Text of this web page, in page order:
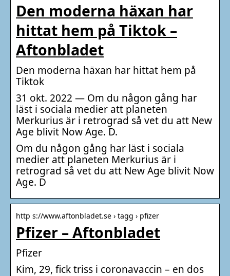
Den moderna häxan har
hittat hem på Tiktok –
Aftonbladet
Den moderna häxan har hittat hem på
Tiktok
31 okt. 2022 — Om du någon gång har
läst i sociala medier att planeten
Merkurius är i retrograd så vet du att New
Age blivit Now Age. D.
Om du någon gång har läst i sociala
medier att planeten Merkurius är i
retrograd så vet du att New Age blivit Now
Age. D
http s://www.aftonbladet.se › tagg › pfizer
Pfizer – Aftonbladet
Pfizer
Kim, 29, fick triss i coronavaccin – en dos